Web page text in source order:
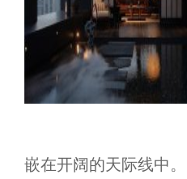
嵌在开阔的天际线中